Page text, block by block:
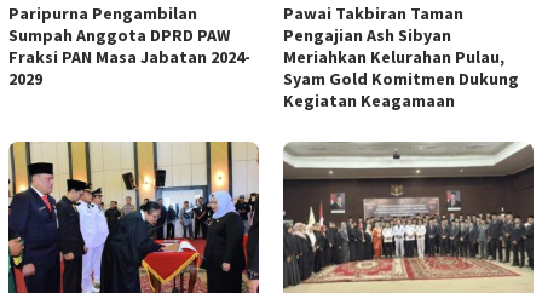
Paripurna Pengambilan
Sumpah Anggota DPRD PAW
Fraksi PAN Masa Jabatan 2024-
2029
Pawai Takbiran Taman
Pengajian Ash Sibyan
Meriahkan Kelurahan Pulau,
Syam Gold Komitmen Dukung
Kegiatan Keagamaan